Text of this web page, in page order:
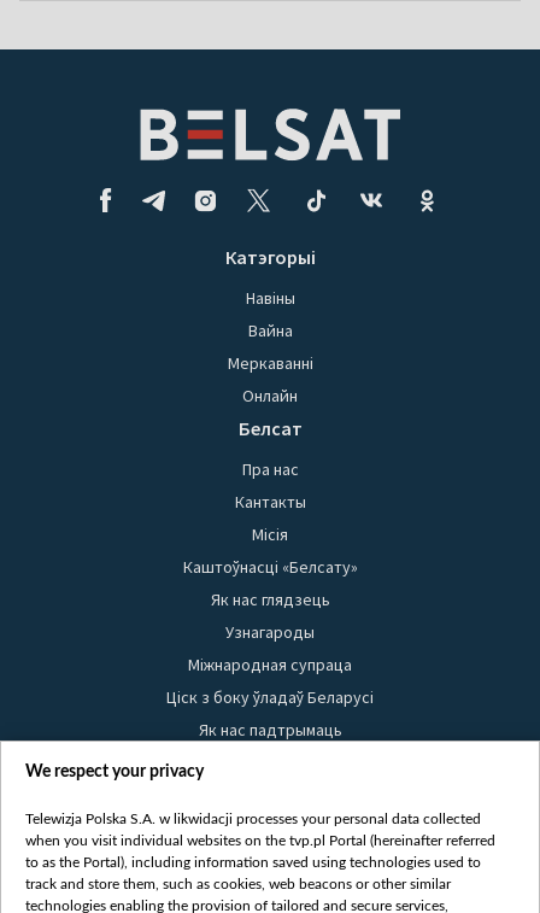
Катэгорыі
Навіны
Вайна
Меркаванні
Онлайн
Белсат
Пра нас
Кантакты
Місія
Каштоўнасці «Белсату»
Як нас глядзець
Узнагароды
Міжнародная супраца
Ціск з боку ўладаў Беларусі
Як нас падтрымаць
Правілы выкарыстання матэрыялаў
Бяспека
Youtube
Белсат news
We respect your privacy
Telewizja Polska S.A. w likwidacji processes your personal data collected
when you visit individual websites on the tvp.pl Portal (hereinafter referred
to as the Portal), including information saved using technologies used to
track and store them, such as cookies, web beacons or other similar
technologies enabling the provision of tailored and secure services,